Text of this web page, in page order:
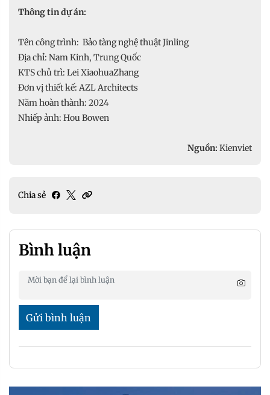
Thông tin dự án:
Tên công trình: Bảo tàng nghệ thuật Jinling
Địa chỉ: Nam Kinh, Trung Quốc
KTS chủ trì: Lei XiaohuaZhang
Đơn vị thiết kế: AZL Architects
Năm hoàn thành: 2024
Nhiếp ảnh: Hou Bowen
Nguồn: Kienviet
Chia sẻ
Bình luận
Gửi bình luận